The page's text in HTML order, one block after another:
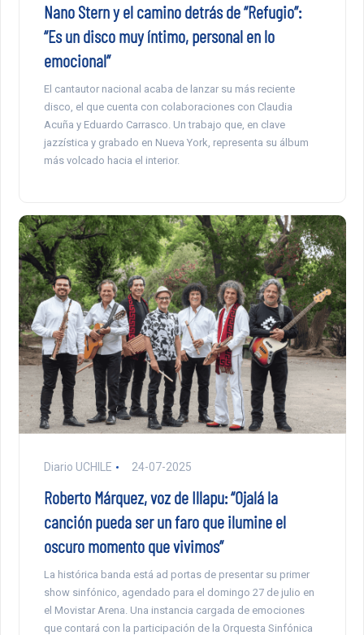
Nano Stern y el camino detrás de “Refugio”:
“Es un disco muy íntimo, personal en lo
emocional”
El cantautor nacional acaba de lanzar su más reciente
disco, el que cuenta con colaboraciones con Claudia
Acuña y Eduardo Carrasco. Un trabajo que, en clave
jazzística y grabado en Nueva York, representa su álbum
más volcado hacia el interior.
Diario UCHILE 24-07-2025
Roberto Márquez, voz de Illapu: “Ojalá la
canción pueda ser un faro que ilumine el
oscuro momento que vivimos”
La histórica banda está ad portas de presentar su primer
show sinfónico, agendado para el domingo 27 de julio en
el Movistar Arena. Una instancia cargada de emociones
que contará con la participación de la Orquesta Sinfónica